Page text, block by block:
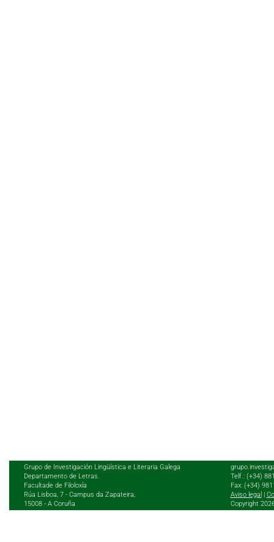
Grupo de Investigación Lingüística e Literaria Galega
Departamento de Letras.
Facultade de Filoloxía
Rúa Lisboa, 7 - Campus da Zapateira,
15008 - A Coruña
Telf.: (+34)
Fax: (+34)
Aviso legal
Copyright